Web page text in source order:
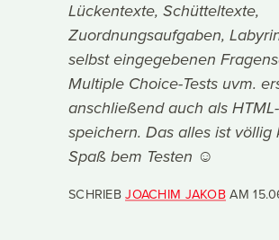
Lückentexte, Schütteltexte,
Zuordnungsaufgaben,
selbst eingegebenen
Multiple Choice-Tests uvm.
anschließend auch als
speichern. Das alles ist völlig
Spaß bem Testen ☺
SCHRIEBJOACHIM JAKOBAM